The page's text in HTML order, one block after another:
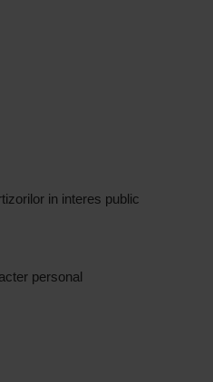
in interes public
personal